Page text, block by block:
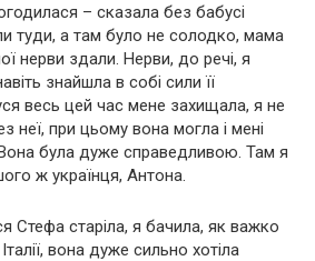
– сказала без бабусі
туди, а там було не солодко, мама
нерви здали. Нерви, до речі, я
знайшла в собі сили її
весь цей час мене захищала, я не
при цьому вона могла і мені
була дуже справедливою. Там я
ж українця, Антона.
Стефа старіла, я бачила, як важко
вона дуже сильно хотіла